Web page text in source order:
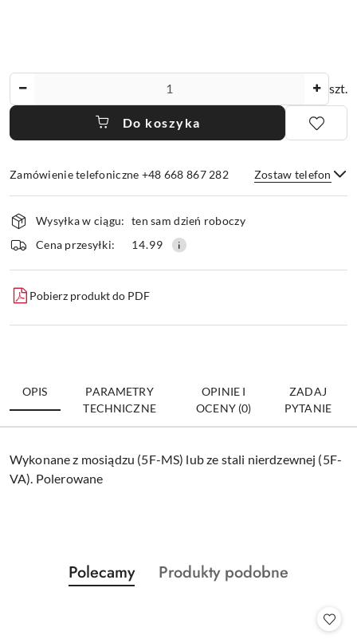
szt.
Do koszyka
Zamówienie telefoniczne +48 668 867 282 Zostaw telefon
Wyślij
Dostępność
i
dostawa
Wysyłka w ciągu: ten sam dzień roboczy
Cena przesyłki:
14.99
Pobierz produkt do PDF
OPIS
PARAMETRY
TECHNICZNE
OPINIE I
OCENY (0)
ZADAJ
PYTANIE
Wykonane z mosiądzu (5F-MS) lub ze stali nierdzewnej (5F-
VA). Polerowane
Pomiń karuzelę produktów
Produkty
o
Polecamy
Produkty
Produkty podobne